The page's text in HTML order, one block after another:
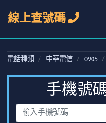
線上查號碼
電話種類 中華電信 0905
手機號